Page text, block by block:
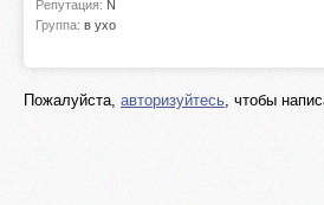
Репутация: N
Группа: в ухо
Пожалуйста, авторизуйтесь, чтобы